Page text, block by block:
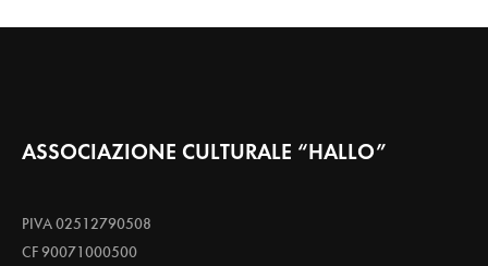
ASSOCIAZIONE CULTURALE “HALLO”
PIVA 02512790508
CF 90071000500